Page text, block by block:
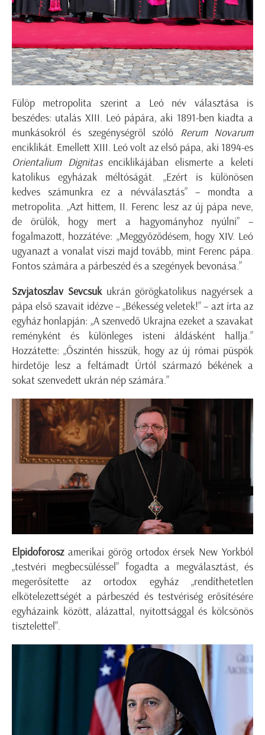
Fülöp metropolita szerint a Leó név választása is
beszédes: utalás XIII. Leó pápára, aki 1891-ben kiadta a
munkásokról és szegénységről szóló Rerum Novarum
enciklikát. Emellett XIII. Leó volt az első pápa, aki 1894-es
Orientalium Dignitasenciklikájában elismerte a keleti
katolikus egyházak méltóságát. „Ezért is különösen
kedves számunkra ez a névválasztás” – mondta a
metropolita. „Azt hittem, II. Ferenc lesz az új pápa neve,
de örülök, hogy mert a hagyományhoz nyúlni” –
fogalmazott, hozzátéve: „Meggyőződésem, hogy XIV. Leó
ugyanazt a vonalat viszi majd tovább, mint Ferenc pápa.
Fontos számára a párbeszéd és a szegények bevonása.”
Szvjatoszlav Sevcsukukrán görögkatolikus nagyérsek a
pápa első szavait idézve – „Békesség veletek!” – azt írta az
egyház honlapján: „A szenvedő Ukrajna ezeket a szavakat
reményként és különleges isteni áldásként hallja.”
Hozzátette: „Őszintén hisszük, hogy az új római püspök
hirdetője lesz a feltámadt Úrtól származó békének a
sokat szenvedett ukrán nép számára.”
Elpidoforoszamerikai görög ortodox érsek New Yorkból
„testvéri megbecsüléssel” fogadta a megválasztást, és
megerősítette az ortodox egyház „rendíthetetlen
elkötelezettségét a párbeszéd és testvériség erősítésére
egyházaink között, alázattal, nyitottsággal és kölcsönös
tisztelettel”.